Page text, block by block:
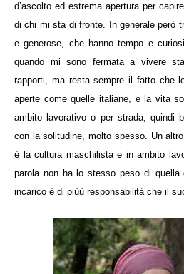
d’ascolto ed estrema apertura per
di chi mi sta di fronte. In generale però
e generose, che hanno tempo e
quando mi sono fermata a vivere
rapporti, ma resta sempre il fatto che
aperte come quelle italiane, e la vita
ambito lavorativo o per strada, quindi
con la solitudine, molto spesso. Un
è la cultura maschilista e in ambito
parola non ha lo stesso peso di
incarico è di piùù responsabilità che il